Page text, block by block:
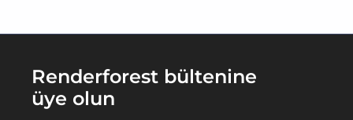
Renderforest bültenine
üye olun